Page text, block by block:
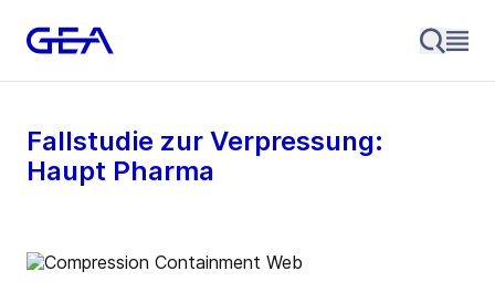
Fallstudie zur Verpressung:
Haupt Pharma